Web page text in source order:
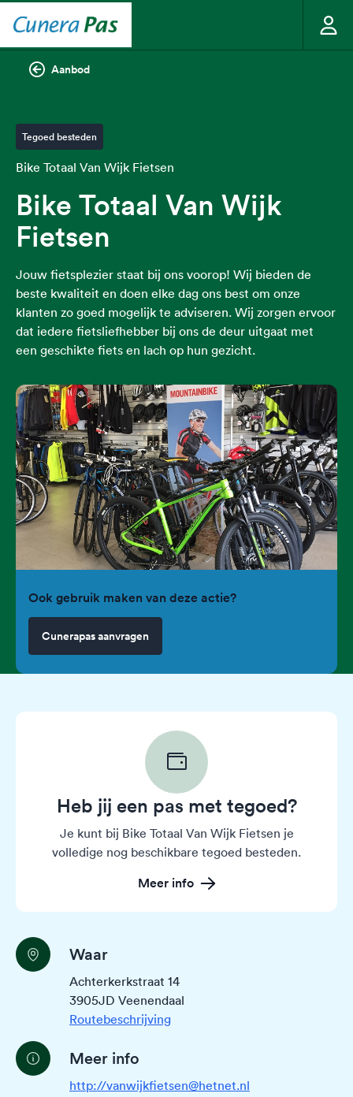
Aanbod
Tegoed besteden
Bike Totaal Van Wijk Fietsen
Bike Totaal Van Wijk
Fietsen
Jouw fietsplezier staat bij ons voorop! Wij bieden de
beste kwaliteit en doen elke dag ons best om onze
klanten zo goed mogelijk te adviseren. Wij zorgen ervoor
dat iedere fietsliefhebber bij ons de deur uitgaat met
een geschikte fiets en lach op hun gezicht.
Ook gebruik maken van deze actie?
Cunerapas aanvragen
Heb jij een pas met tegoed?
Je kunt bij Bike Totaal Van Wijk Fietsen je
volledige nog beschikbare tegoed besteden.
Meer info
Waar
Achterkerkstraat 14
3905JD Veenendaal
Routebeschrijving
Meer info
http://vanwijkfietsen@hetnet.nl